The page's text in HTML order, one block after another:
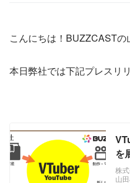
こんにちは！BUZZCASTの
本日弊社では下記プレスリ
を
『
株
山